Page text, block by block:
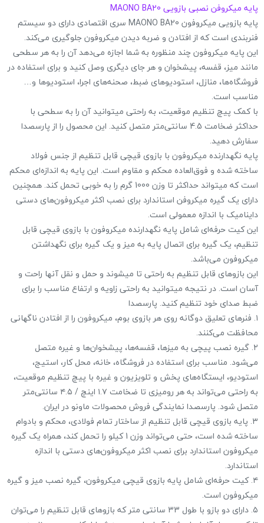
پایه میکروفن نصبی بازویی MAONO BA20
پایه بازویی میکروفون MAONO BA20 سری اقتصادی دارای دو سیستم
فنربندی است که از افتادن و ضربه دیدن میکروفون جلوگیری می‌کند.
این پایه میکروفون چند منظوره به شما اجازه می‌دهد آن را به هر سطحی
مانند میز، قفسه، پیشخوان و هر جای دیگری وصل کنید و برای استفاده در
فروشگاه‌ها، منازل، استودیوهای ضبط، صحنه‌های اجرا، استودیوها و…
مناسب است.
با کمک پیچ تنظیم موقعیت، به راحتی میتوانید آن را به سطحی با
حداکثر ضخامت 4.5 سانتی‌متر متصل کنید. این محصول را از پارسصدا
سفارش دهید.
پایه نگهدارنده میکروفون با بازوی قیچی قابل تنظیم از جنس فولاد
ساخته شده و فوق‌العاده محکم و مقاوم است. این پایه به اندازه‌ای محکم
است که میتواند حداکثر تا وزن 1000 گرم را به خوبی تحمل کند. همچنین
دارای یک گیره میکروفن استاندارد برای نصب اکثر میکروفون‌های دستی
داینامیک با اندازه معمولی است.
این کیت حرفه‌ای شامل پایه نگهدارنده میکروفون با بازوی قیچی قابل
تنظیم، یک گیره برای اتصال پایه به میز و یک گیره برای نگهداشتن
میکروفون می‌باشد.
این بازوهای قابل تنظیم به راحتی تا میشوند و حمل و نقل آنها راحت و
آسان است. در نتیجه میتوانید به راحتی زاویه و ارتفاع مناسب را برای
ضبط صدای خود تنظیم کنید. پارسصدا
۱. فنرهای تعلیق دوگانه روی هر بازوی بوم، میکروفون را از افتادن ناگهانی
محافظت می‌کنند.
۲. گیره نصب پیچی به میزها، قفسه‌ها، پیشخوان‌ها و غیره متصل
می‌شود. مناسب برای استفاده در فروشگاه، خانه، محل کار، استیج،
استودیو، ایستگاه‌های پخش و تلویزیون و غیره با پیچ تنظیم موقعیت،
به راحتی می‌تواند به هر رومیزی تا ضخامت ۱.۷ اینچ / ۴.۵ سانتی‌متر
متصل شود. پارسصدا نمایندگی فروش محصولات ماونو در ایران.
۳. پایه بازوی قیچی قابل تنظیم از ساختار تمام فولادی، محکم و بادوام
ساخته شده است، حتی می‌تواند وزن 1 کیلو را تحمل کند، همراه یک گیره
میکروفون استاندارد برای نصب اکثر میکروفون‌های دستی با اندازه
استاندارد.
۴. کیت حرفه‌ای شامل پایه بازوی قیچی میکروفون، گیره نصب میز و گیره
میکروفون است.
۵. دارای دو بازو با طول 33 سانتی متر که بازوهای قابل تنظیم را می‌توان